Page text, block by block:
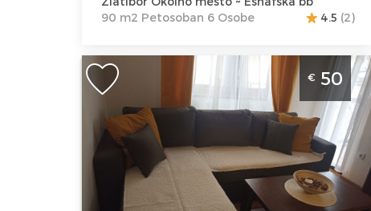
90 m2 Petosoban 6 Osobe
4.5 (2)
Dvosoban Apartman Pahulja 2 Zlatibor
Planina Golija, moderno opremljen
apartman,veličine 30 m2, pogodan za
boravak do 4 osobe
Zlatibor
Lokacija:
Zlatibor
Gosti:4
Kvadratura :30
€ 50